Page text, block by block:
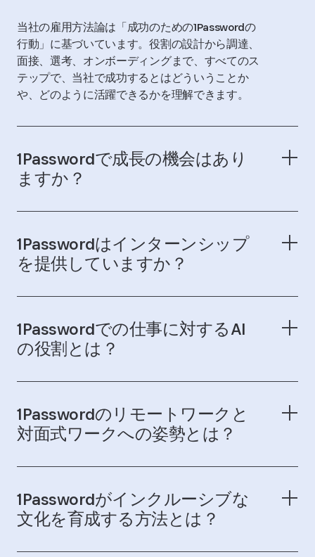
当社の雇用方法論は「成功のための1Passwordの
行動」に基づいています。役割の設計から調達、
面接、選考、オンボーディングまで、すべてのス
テップで、当社で成功するとはどういうことか
や、どのように活躍できるかを理解できます。
1Passwordで成長の機会はあり
ますか？
1Passwordはインターンシップ
を提供していますか？
1Passwordでの仕事に対するAI
の役割とは？
1Passwordのリモートワークと
対面式ワークへの姿勢とは？
1Passwordがインクルーシブな
文化を育成する方法とは？